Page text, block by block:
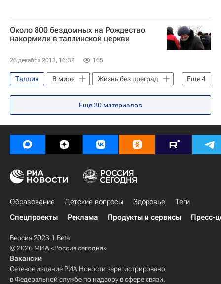
Около 800 бездомных на Рождество
накормили в таллинской церкви
26 декабря 2013, 16:38 165
Еще4
Таллин В мире
Жизнь без преград
Эстония
Весь мир
Европа
Рождество Христово
Еще20 материалов
Образование Детские вопросы Здоровье
Теги
Спецпроекты
Реклама Продукты и сервисы Пресс-
Версия 2023.1 Beta
© 2026 МИА «Россия сегодня»
Вакансии
Сетевое издание РИА Новости зарегистрировано
в Федеральной службе по надзору в сфере связи,